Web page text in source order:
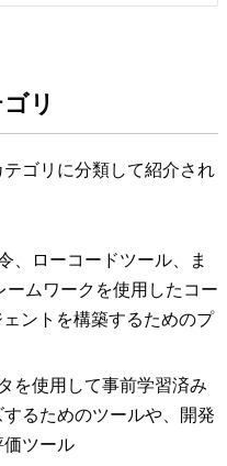
リ
ゴリに分類して紹介され
、ローコードツール、ま
ムワークを使用したコー
ントを構築するためのプ
を使用して事前学習済み
るためのツールや、開発
ツール